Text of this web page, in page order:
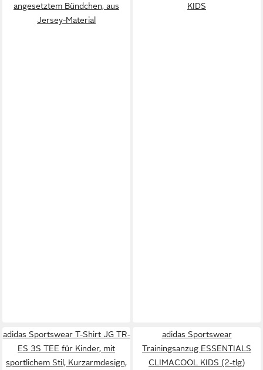
angesetztem Bündchen, aus
Jersey-Material
KIDS
adidas Sportswear T-Shirt JG TR-
ES 3S TEE für Kinder, mit
sportlichem Stil, Kurzarmdesign,
adidas Sportswear
Trainingsanzug ESSENTIALS
CLIMACOOL KIDS (2-tlg)